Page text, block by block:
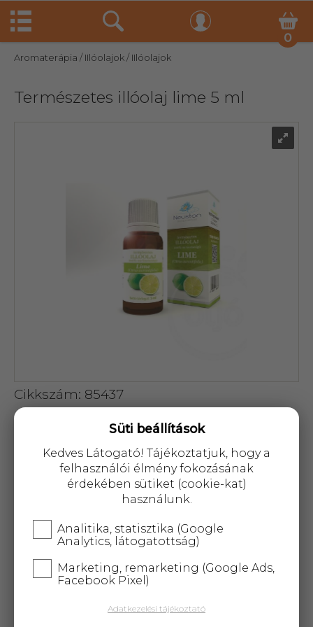
0
Aromaterápia / IIlóolajok/ IIlóolajok
Természetes illóolaj lime 5 ml
Cikkszám: 85437
1 003 Ft
Alkalmas a vérkeringés serkentésére Bőr tisztító
Süti beállítások
Kedves Látogató! Tájékoztatjuk, hogy a
felhasználói élmény fokozásának
érdekében sütiket (cookie-kat)
használunk.
Analitika, statisztika (Google
Analytics, látogatottság)
Marketing, remarketing (Google Ads,
Facebook Pixel)
Adatkezelési tájékoztató